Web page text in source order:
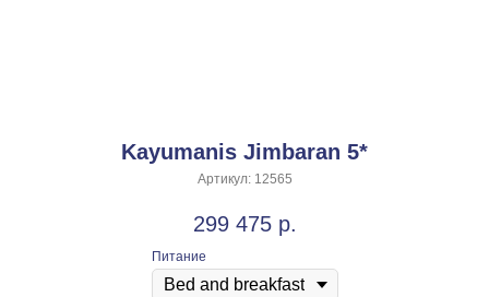
Kayumanis Jimbaran 5*
Артикул: 12565
299 475 р.
Питание